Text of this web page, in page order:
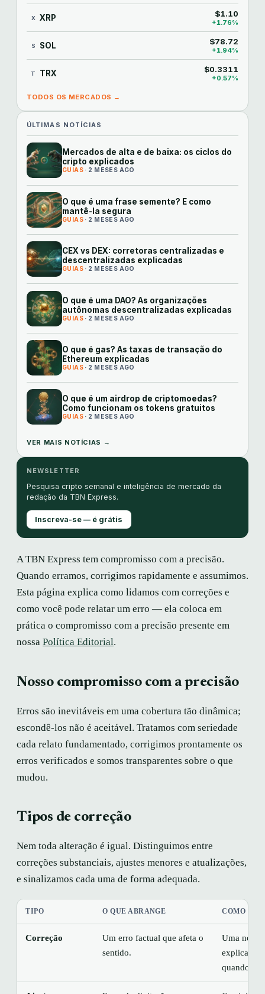
X XRP $1.10
+1.76%
S SOL $78.72
+1.94%
T TRX $0.3311
+0.57%
TODOS OS MERCADOS →
ÚLTIMAS NOTÍCIAS
Mercados de alta e de baixa: os ciclos do
cripto explicados
GUIAS · 2 MESES AGO
O que é uma frase semente? E como
mantê-la segura
GUIAS · 2 MESES AGO
CEX vs DEX: corretoras centralizadas e
descentralizadas explicadas
GUIAS · 2 MESES AGO
O que é uma DAO? As organizações
autônomas descentralizadas explicadas
GUIAS · 2 MESES AGO
O que é gas? As taxas de transação do
Ethereum explicadas
GUIAS · 2 MESES AGO
O que é um airdrop de criptomoedas?
Como funcionam os tokens gratuitos
GUIAS · 2 MESES AGO
VER MAIS NOTÍCIAS →
NEWSLETTER
Pesquisa cripto semanal e inteligência de mercado da
redação da TBN Express.
Inscreva-se — é grátis
A TBN Express tem compromisso com a precisão.
Quando erramos, corrigimos rapidamente e assumimos.
Esta página explica como lidamos com correções e
como você pode relatar um erro — ela coloca em
prática o compromisso com a precisão presente em
nossa Política Editorial.
Nosso compromisso com a precisão
Erros são inevitáveis em uma cobertura tão dinâmica;
escondê-los não é aceitável. Tratamos com seriedade
cada relato fundamentado, corrigimos prontamente os
erros verificados e somos transparentes sobre o que
mudou.
Tipos de correção
Nem toda alteração é igual. Distinguimos entre
correções substanciais, ajustes menores e atualizações,
e sinalizamos cada uma de forma adequada.
TIPO O QUE ABRANGE COMO
Correção
Um erro factual que afeta o
sentido.
Uma nota
explicando
quando.